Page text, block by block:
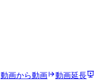
動画から動画 動画延長